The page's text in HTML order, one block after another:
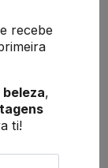
recebe
,
ti!